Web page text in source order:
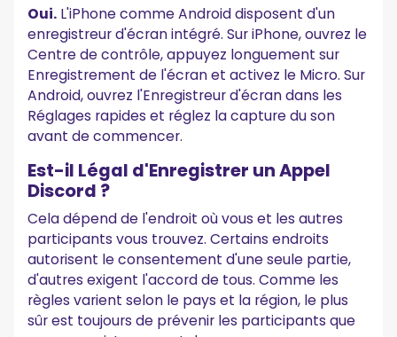
Oui. L'iPhone comme Android disposent d'un
enregistreur d'écran intégré. Sur iPhone, ouvrez le
Centre de contrôle, appuyez longuement sur
Enregistrement de l'écran et activez le Micro. Sur
Android, ouvrez l'Enregistreur d'écran dans les
Réglages rapides et réglez la capture du son
avant de commencer.
Est-il Légal d'Enregistrer un Appel
Discord ?
Cela dépend de l'endroit où vous et les autres
participants vous trouvez. Certains endroits
autorisent le consentement d'une seule partie,
d'autres exigent l'accord de tous. Comme les
règles varient selon le pays et la région, le plus
sûr est toujours de prévenir les participants que